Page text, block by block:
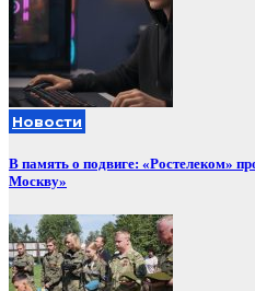
Новости
В память о подвиге: «Ростелеком»
Москву»